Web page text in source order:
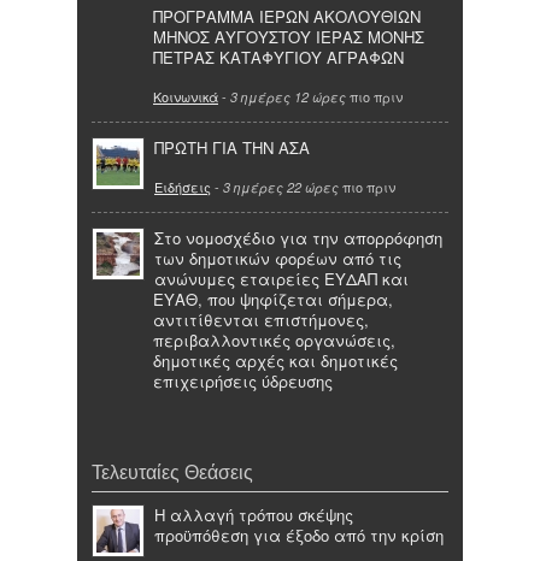
ΠΡΟΓΡΑΜΜΑ ΙΕΡΩΝ ΑΚΟΛΟΥΘΙΩΝ
ΜΗΝΟΣ ΑΥΓΟΥΣΤΟΥ ΙΕΡΑΣ ΜΟΝΗΣ
ΠΕΤΡΑΣ ΚΑΤΑΦΥΓΙΟΥ ΑΓΡΑΦΩΝ
Κοινωνικά- 3 ημέρες 12 ώρες πιο πριν
ΠΡΩΤΗ ΓΙΑ ΤΗΝ ΑΣΑ
Ειδήσεις - 3 ημέρες 22 ώρες πιο πριν
Στο νομοσχέδιο για την απορρόφηση
των δημοτικών φορέων από τις
ανώνυμες εταιρείες ΕΥΔΑΠ και
ΕΥΑΘ, που ψηφίζεται σήμερα,
αντιτίθενται επιστήμονες,
περιβαλλοντικές οργανώσεις,
δημοτικές αρχές και δημοτικές
επιχειρήσεις ύδρευσης
Τελευταίες Θεάσεις
Η αλλαγή τρόπου σκέψης
προϋπόθεση για έξοδο από την κρίση